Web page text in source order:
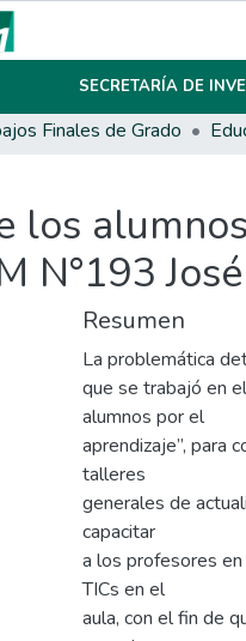
SECRETARÍA DE
Finales de Grado
los
N°193
Resumen
La problemática
que se trabajó en
alumnos por el
aprendizaje”, para
talleres
generales de
capacitar
a los profesores
TICs en el
aula, con el fin de